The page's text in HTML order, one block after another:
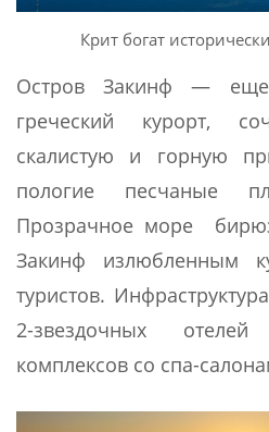
Крит богат
Остров Закинф —
греческий курорт,
скалистую и горную
пологие песчаные
Прозрачное море
Закинф излюбленным
туристов.
2-звездочных
комплексов со спа-